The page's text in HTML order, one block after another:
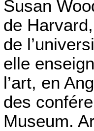
Susan
de
de
elle
l’art, en
des
Museum.